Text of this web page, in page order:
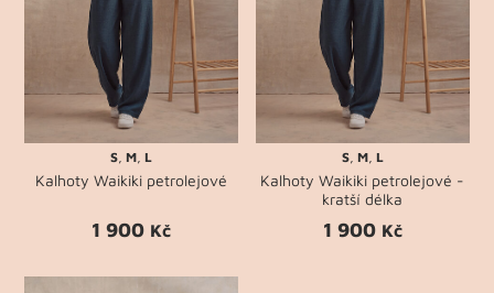
S,M,L
Kalhoty Waikiki petrolejové
1 900 Kč
S, M, L
Kalhoty Waikiki petrolejové -
kratší délka
1 900 Kč